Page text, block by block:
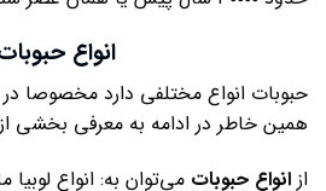
انواع
حبوبات انواع مختلفی دارد مخصوصا در
همین خاطر در ادامه به معرفی بخشی
از انواع حبوبات می‌توان به: انواع لوبیا